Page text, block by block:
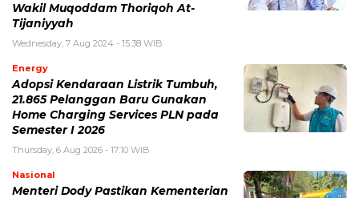
Wakil Muqoddam Thoriqoh At-
Tijaniyyah
Wednesday, 7 Aug 2024 - 15:38 WIB
Energy
Adopsi Kendaraan Listrik Tumbuh,
21.865 Pelanggan Baru Gunakan
Home Charging Services PLN pada
Semester I 2026
Thursday, 6 Aug 2026 - 17:10 WIB
Nasional
Menteri Dody Pastikan Kementerian